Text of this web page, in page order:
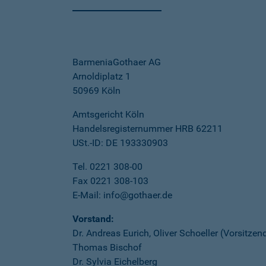
BarmeniaGothaer AG
Arnoldiplatz 1
50969 Köln
Amtsgericht Köln
Handelsregisternummer HRB 62211
USt.-ID: DE 193330903
Tel. 0221 308-00
Fax 0221 308-103
E-Mail: info@gothaer.de
Vorstand:
Dr. Andreas Eurich, Oliver Schoeller
Thomas Bischof
Dr. Sylvia Eichelberg